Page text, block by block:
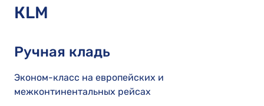
КLM
Ручная кладь
Эконом-класс на европейских и
межконтинентальных рейсах